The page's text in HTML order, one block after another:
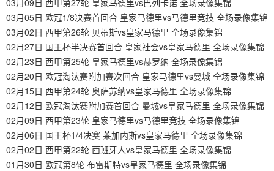
03月09日 西甲第27轮 皇家马德里vs巴列卡诺 全场录像集锦
03月05日 欧冠1/8决赛首回合 皇家马德里vs马德里竞技 全场录像集锦
03月02日 西甲第26轮 贝蒂斯vs皇家马德里 全场录像集锦
02月27日 国王杯半决赛首回合 皇家社会vs皇家马德里 全场录像集锦
02月23日 西甲第25轮 皇家马德里vs赫罗纳 全场录像集锦
02月20日 欧冠淘汰赛附加赛次回合 皇家马德里vs曼城 全场录像集锦
02月15日 西甲第24轮 奥萨苏纳vs皇家马德里 全场录像集锦
02月12日 欧冠淘汰赛附加赛首回合 曼城vs皇家马德里 全场录像集锦
02月09日 西甲第23轮 皇家马德里vs马德里竞技 全场录像集锦
02月06日 国王杯1/4决赛 莱加内斯vs皇家马德里 全场录像集锦
02月02日 西甲第22轮 西班牙人vs皇家马德里 全场录像集锦
01月30日 欧冠第8轮 布雷斯特vs皇家马德里 全场录像集锦